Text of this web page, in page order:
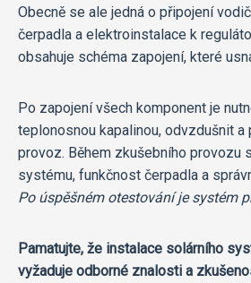
Obecně se ale jedná o připojení
čerpadla a elektroinstalace k
obsahuje schéma zapojení, které
Po zapojení všech komponent je
teplonosnou kapalinou, odvzdušnit
provoz. Během zkušebního provozu
systému, funkčnost čerpadla a
Po úspěšném otestování je systém
Pamatujte, že instalace solárního
vyžaduje odborné znalosti a